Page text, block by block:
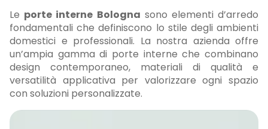
Le porte interne Bologna sono elementi d’arredo
fondamentali che definiscono lo stile degli ambienti
domestici e professionali. La nostra azienda offre
un’ampia gamma di porte interne che combinano
design contemporaneo, materiali di qualità e
versatilità applicativa per valorizzare ogni spazio
con soluzioni personalizzate.